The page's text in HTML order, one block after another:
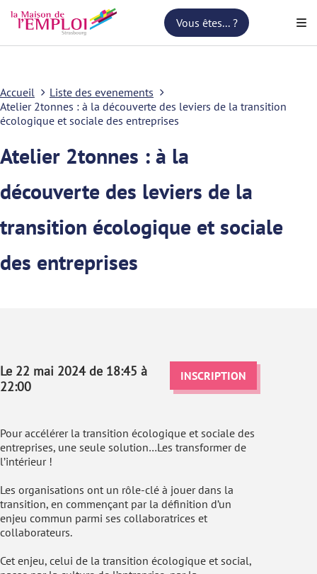
Vous êtes... ?
Accueil
Liste des evenements
Atelier 2tonnes : à la découverte des leviers de la transition
écologique et sociale des entreprises
Atelier 2tonnes : à la
découverte des leviers de la
transition écologique et sociale
des entreprises
Le 22 mai 2024 de 18:45 à
22:00
INSCRIPTION
Pour accélérer la transition écologique et sociale des
entreprises, une seule solution…Les transformer de
l’intérieur !
Les organisations ont un rôle-clé à jouer dans la
transition, en commençant par la définition d’un
enjeu commun parmi ses collaboratrices et
collaborateurs.
Cet enjeu, celui de la transition écologique et social,